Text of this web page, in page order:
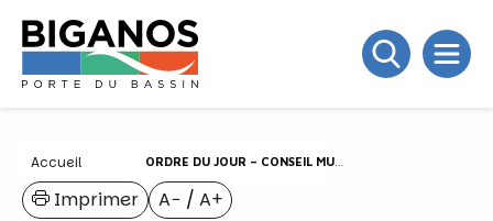
Accueil ORDRE DU JOUR – CONSEIL MUNICIPAL DU 21.03.2020
A− / A+
Imprimer